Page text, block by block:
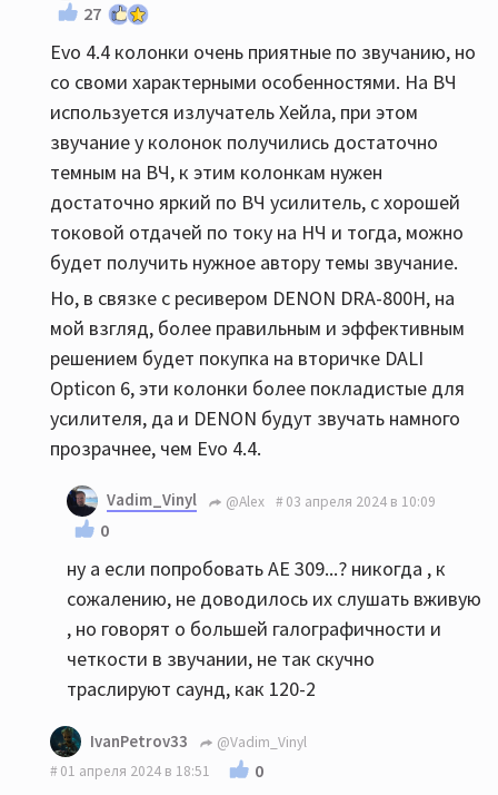
27
Evo 4.4 колонки очень приятные по звучанию, но
со своми характерными особенностями. На ВЧ
используется излучатель Хейла, при этом
звучание у колонок получились достаточно
темным на ВЧ, к этим колонкам нужен
достаточно яркий по ВЧ усилитель, с хорошей
токовой отдачей по току на НЧ и тогда, можно
будет получить нужное автору темы звучание.
Но, в связке с ресивером DENON DRA-800H, на
мой взгляд, более правильным и эффективным
решением будет покупка на вторичке DALI
Opticon 6, эти колонки более покладистые для
усилителя, да и DENON будут звучать намного
прозрачнее, чем Evo 4.4.
Vadim_Vinyl @Alex 03 апреля 2024 в 10:09
0
ну а если попробовать АЕ 309...? никогда , к
сожалению, не доводилось их слушать вживую
, но говорят о большей галографичности и
четкости в звучании, не так скучно
траслируют саунд, как 120-2
IvanPetrov33
@Vadim_Vinyl
01 апреля 2024 в 18:51
0